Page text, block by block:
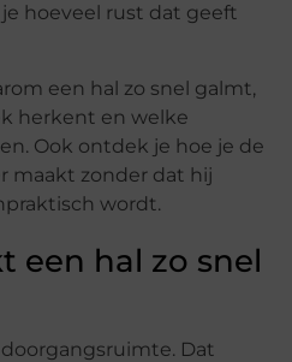
hoeveel rust dat geeft
een hal zo snel galmt,
herkent en welke
Ook ontdek je hoe je de
maakt zonder dat hij
wordt.
een hal zo snel
Dat